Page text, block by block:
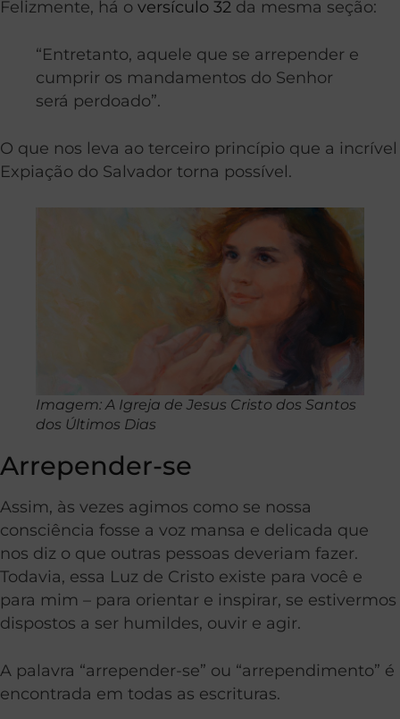
Felizmente, há o versículo 32 da mesma seção:
“Entretanto, aquele que se arrepender e
cumprir os mandamentos do Senhor
será perdoado”.
O que nos leva ao terceiro princípio que a incrível
Expiação do Salvador torna possível.
Imagem: A Igreja de Jesus Cristo dos Santos
dos Últimos Dias
Arrepender-se
Assim, às vezes agimos como se nossa
consciência fosse a voz mansa e delicada que
nos diz o que outras pessoas deveriam fazer.
Todavia, essa Luz de Cristo existe para você e
para mim – para orientar e inspirar, se estivermos
dispostos a ser humildes, ouvir e agir.
A palavra “arrepender-se” ou “arrependimento” é
encontrada em todas as escrituras.